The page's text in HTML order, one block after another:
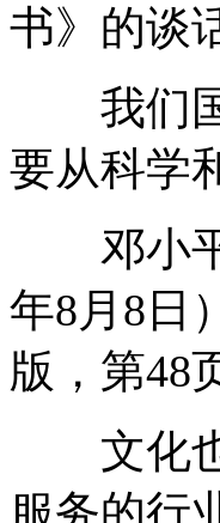
书》的谈
我们国
要从科学
邓小平
年8月8日
版，第48
文化也
服务的行